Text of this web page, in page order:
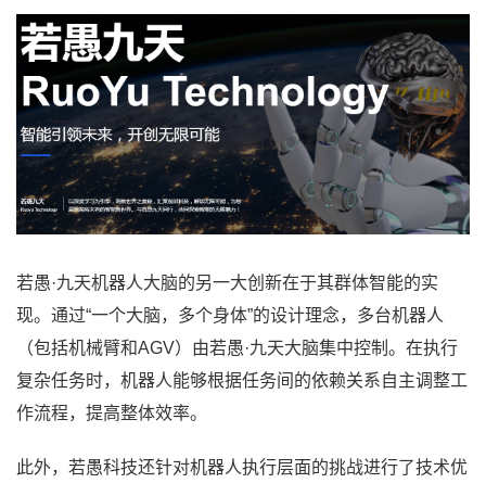
若愚·九天机器人大脑的另一大创新在于其群体智能的实
现。通过“一个大脑，多个身体”的设计理念，多台机器人
（包括机械臂和AGV）由若愚·九天大脑集中控制。在执行
复杂任务时，机器人能够根据任务间的依赖关系自主调整工
作流程，提高整体效率。
此外，若愚科技还针对机器人执行层面的挑战进行了技术优